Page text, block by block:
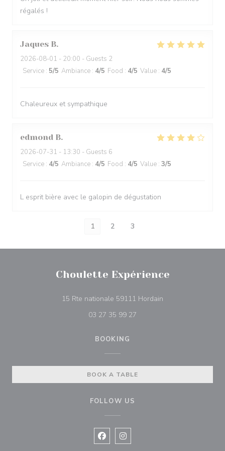
régalés !
Jaques B
2026-08-01 - 20:00 - Guests 2
Service : 5/5 Ambiance : 4/5 Food : 4/5 Value : 4/5
Chaleureux et sympathique
edmond B
2026-07-31 - 13:30 - Guests 6
Service : 4/5 Ambiance : 4/5 Food : 4/5 Value : 3/5
L esprit bière avec le galopin de dégustation
1 2 3
Choulette Expérience
15 Rte nationale 59111 Hordain
03 27 35 99 27
BOOKING
BOOK A TABLE
FOLLOW US
Facebook ((opens in a new
Instagram ((opens in a new